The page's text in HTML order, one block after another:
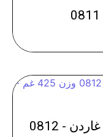
بقصم خبز مطحون امريكان غاردن - 0812